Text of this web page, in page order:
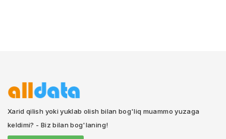
Xarid qilish yoki yuklab olish bilan bog'liq muammo yuzaga
keldimi? - Biz bilan bog'laning!